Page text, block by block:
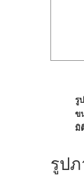
รู
ข
มิ
รูป